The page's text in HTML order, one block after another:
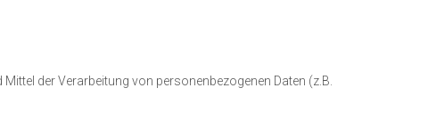
der Verarbeitung von personenbezogenen Daten (z.B.